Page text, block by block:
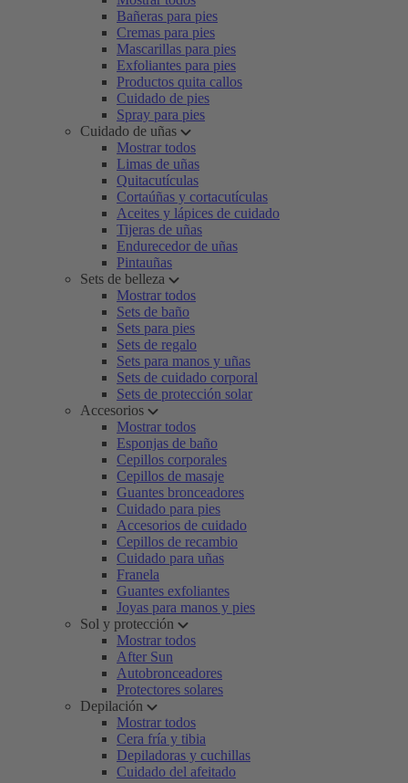
Bañeras para pies
Cremas para pies
Mascarillas para pies
Exfoliantes para pies
Productos quita callos
Cuidado de pies
Spray para pies
Cuidado de uñas
Mostrar todos
Limas de uñas
Quitacutículas
Cortaúñas y cortacutículas
Aceites y lápices de cuidado
Tijeras de uñas
Endurecedor de uñas
Pintauñas
Sets de belleza
Mostrar todos
Sets de baño
Sets para pies
Sets de regalo
Sets para manos y uñas
Sets de cuidado corporal
Sets de protección solar
Accesorios
Mostrar todos
Esponjas de baño
Cepillos corporales
Cepillos de masaje
Guantes bronceadores
Cuidado para pies
Accesorios de cuidado
Cepillos de recambio
Cuidado para uñas
Franela
Guantes exfoliantes
Joyas para manos y pies
Sol y protección
Mostrar todos
After Sun
Autobronceadores
Protectores solares
Depilación
Mostrar todos
Cera fría y tibia
Depiladoras y cuchillas
Cuidado del afeitado